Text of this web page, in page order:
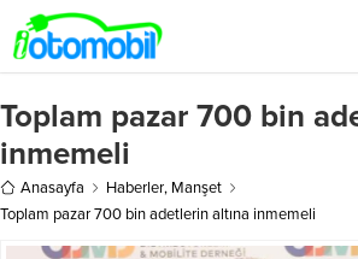
Toplam pazar 700 bin
inmemeli
Anasayfa Haberler, Manşet
Toplam pazar 700 bin adetlerin altına inmemeli